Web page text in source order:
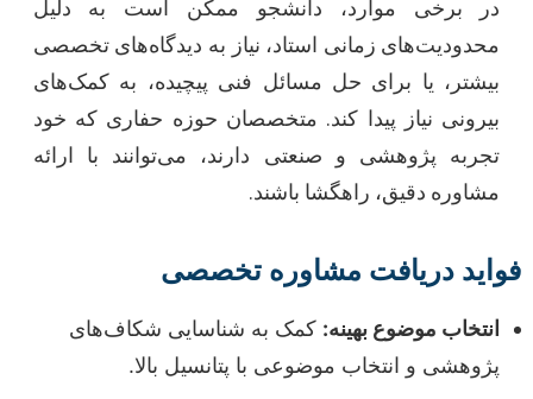
در برخی موارد، دانشجو ممکن است به دلیل
محدودیت‌های زمانی استاد، نیاز به دیدگاه‌های تخصصی
بیشتر، یا برای حل مسائل فنی پیچیده، به کمک‌های
بیرونی نیاز پیدا کند. متخصصان حوزه حفاری که خود
تجربه پژوهشی و صنعتی دارند، می‌توانند با ارائه
مشاوره دقیق، راهگشا باشند.
فواید دریافت مشاوره تخصصی
انتخاب موضوع بهینه: کمک به شناسایی شکاف‌های
پژوهشی و انتخاب موضوعی با پتانسیل بالا.